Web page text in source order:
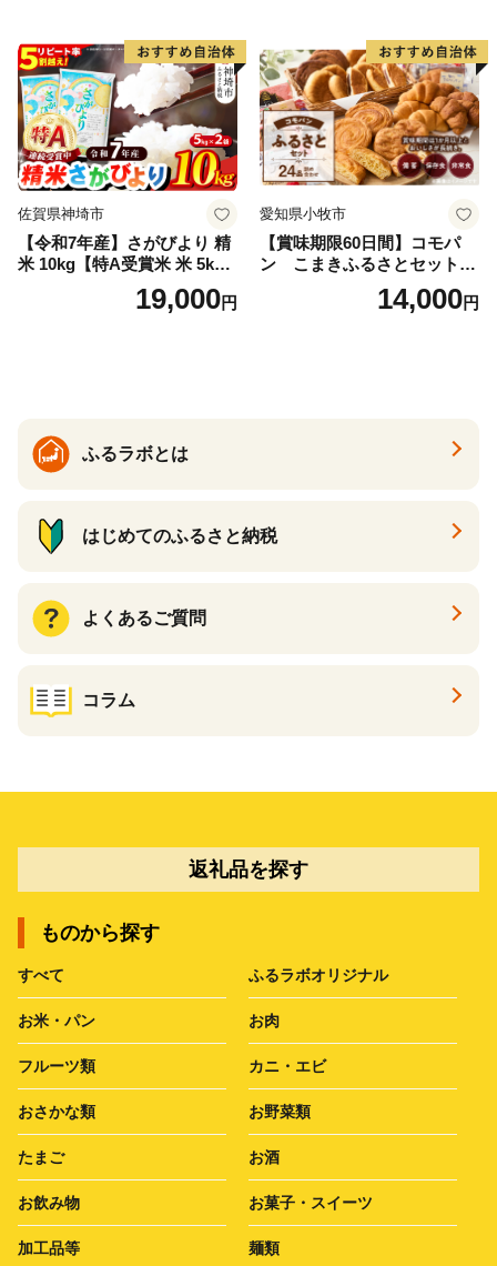
福島県 南相馬市 cu006-ae
佐賀県神埼市
【令和7年産】さがびより 精
米 10kg【特A受賞米 米 5kg×
2袋 お米 コメ こめ 国産 美味
しい ブランド米 人気 ランキ
19,000円
愛知県小牧市
【賞味期限60日間】コモパ
ン こまきふるさとセット
（24個入り）／災害用備蓄
保存食 非常食 防災グッズに
14,000円
ふるラボとは
はじめてのふるさと納税
よくあるご質問
コラム
返礼品を探す
ものから探す
すべて ふるラボオリジナル
お米・パン お肉
フルーツ類 カニ・エビ
おさかな類 お野菜類
たまご お酒
お飲み物 お菓子・スイーツ
加工品等 麺類